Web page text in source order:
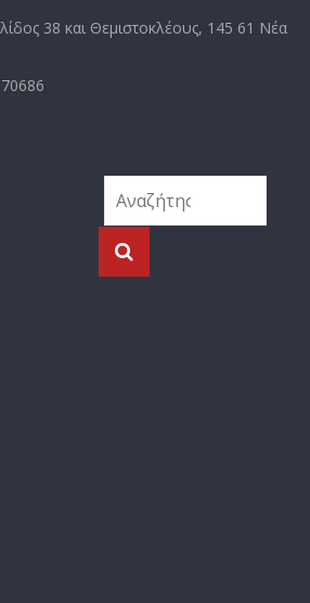
38 και Θεμιστοκλέους, 145 61 Νέα